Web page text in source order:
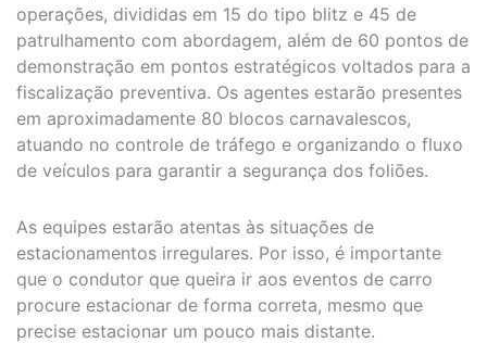
operações, divididas em 15 do tipo blitz e 45 de
patrulhamento com abordagem, além de 60 pontos de
demonstração em pontos estratégicos voltados para a
fiscalização preventiva. Os agentes estarão presentes
em aproximadamente 80 blocos carnavalescos,
atuando no controle de tráfego e organizando o fluxo
de veículos para garantir a segurança dos foliões.
As equipes estarão atentas às situações de
estacionamentos irregulares. Por isso, é importante
que o condutor que queira ir aos eventos de carro
procure estacionar de forma correta, mesmo que
precise estacionar um pouco mais distante.